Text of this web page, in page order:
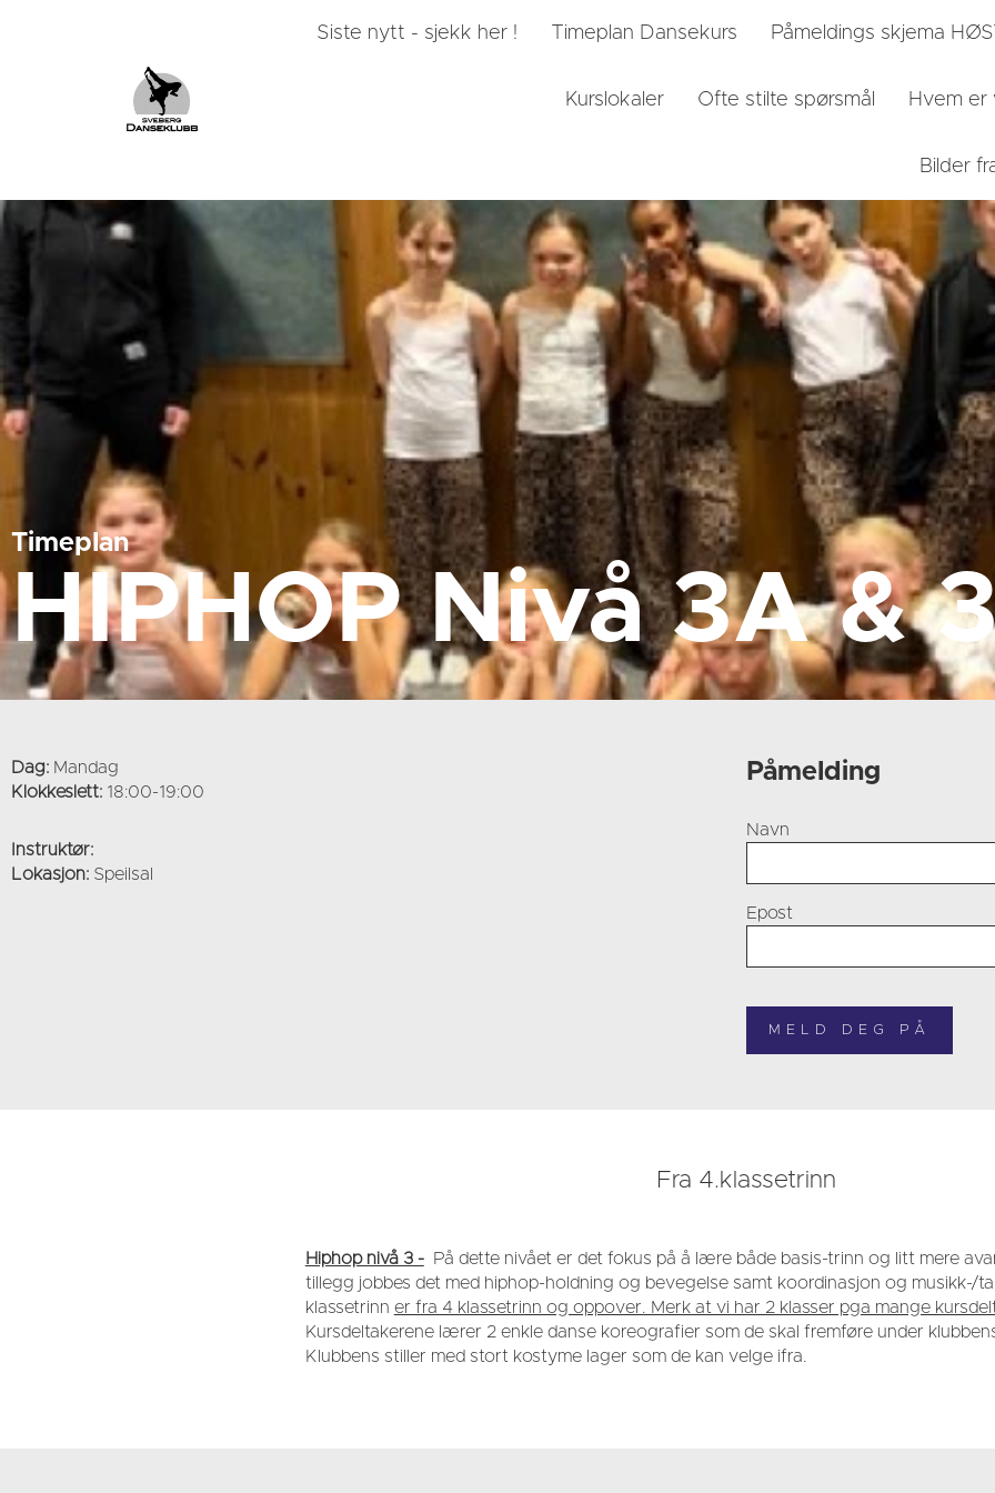
Siste nytt - sjekk her ! Timeplan Dansekurs Påmeldings skjema
Kurslokaler Ofte stilte spørsmål Hvem er
Bilder
Timeplan
HIPHOP Nivå 3A &
Dag: Mandag
Klokkeslett: 18:00-19:00
Instruktør:
Lokasjon​: Speilsal
Påmelding
Navn
Epost
Fra 4.klassetrinn
Hiphop nivå 3 -På dette nivået er det fokus på å lære både basis-trinn og litt mere
tillegg jobbes det med hiphop-holdning og bevegelse samt koordinasjon og musikk-/
klassetrinn er fra 4 klassetrinn og oppover. Merk at vi har 2 klasser pga mange
Kursdeltakerene lærer 2 enkle danse koreografier som de skal fremføre under
Klubbens stiller med stort kostyme lager som de kan velge ifra.